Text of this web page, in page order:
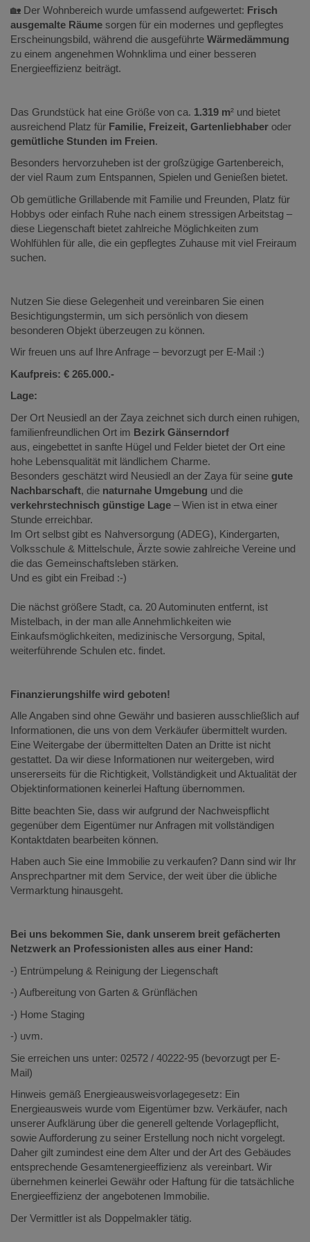
🏡 Der Wohnbereich wurde umfassend aufgewertet: Frisch
ausgemalte Räume sorgen für ein modernes und gepflegtes
Erscheinungsbild, während die ausgeführte Wärmedämmung
zu einem angenehmen Wohnklima und einer besseren
Energieeffizienz beiträgt.
Das Grundstück hat eine Größe von ca. 1.319 m² und bietet
ausreichend Platz für Familie, Freizeit, Gartenliebhaber oder
gemütliche Stunden im Freien.
Besonders hervorzuheben ist der großzügige Gartenbereich,
der viel Raum zum Entspannen, Spielen und Genießen bietet.
Ob gemütliche Grillabende mit Familie und Freunden, Platz für
Hobbys oder einfach Ruhe nach einem stressigen Arbeitstag –
diese Liegenschaft bietet zahlreiche Möglichkeiten zum
Wohlfühlen für alle, die ein gepflegtes Zuhause mit viel Freiraum
suchen.
Nutzen Sie diese Gelegenheit und vereinbaren Sie einen
Besichtigungstermin, um sich persönlich von diesem
besonderen Objekt überzeugen zu können.
Wir freuen uns auf Ihre Anfrage – bevorzugt per E-Mail :)
Kaufpreis: € 265.000.-
Lage:
Der Ort Neusiedl an der Zaya zeichnet sich durch einen ruhigen,
familienfreundlichen Ort im Bezirk Gänserndorf
aus, eingebettet in sanfte Hügel und Felder bietet der Ort eine
hohe Lebensqualität mit ländlichem Charme.
Besonders geschätzt wird Neusiedl an der Zaya für seine gute
Nachbarschaft, die naturnahe Umgebung und die
verkehrstechnisch günstige Lage – Wien ist in etwa einer
Stunde erreichbar.
Im Ort selbst gibt es Nahversorgung (ADEG), Kindergarten,
Volksschule & Mittelschule, Ärzte sowie zahlreiche Vereine und
die das Gemeinschaftsleben stärken.
Und es gibt ein Freibad :-)
Die nächst größere Stadt, ca. 20 Autominuten entfernt, ist
Mistelbach, in der man alle Annehmlichkeiten wie
Einkaufsmöglichkeiten, medizinische Versorgung, Spital,
weiterführende Schulen etc. findet.
Finanzierungshilfe wird geboten!
Alle Angaben sind ohne Gewähr und basieren ausschließlich auf
Informationen, die uns von dem Verkäufer übermittelt wurden.
Eine Weitergabe der übermittelten Daten an Dritte ist nicht
gestattet. Da wir diese Informationen nur weitergeben, wird
unsererseits für die Richtigkeit, Vollständigkeit und Aktualität der
Objektinformationen keinerlei Haftung übernommen.
Bitte beachten Sie, dass wir aufgrund der Nachweispflicht
gegenüber dem Eigentümer nur Anfragen mit vollständigen
Kontaktdaten bearbeiten können.
Haben auch Sie eine Immobilie zu verkaufen? Dann sind wir Ihr
Ansprechpartner mit dem Service, der weit über die übliche
Vermarktung hinausgeht.
Bei uns bekommen Sie, dank unserem breit gefächerten
Netzwerk an Professionisten alles aus einer Hand:
-) Entrümpelung & Reinigung der Liegenschaft
-) Aufbereitung von Garten & Grünflächen
-) Home Staging
-) uvm.
Sie erreichen uns unter: 02572 / 40222-95 (bevorzugt per E-
Mail)
Hinweis gemäß Energieausweisvorlagegesetz: Ein
Energieausweis wurde vom Eigentümer bzw. Verkäufer, nach
unserer Aufklärung über die generell geltende Vorlagepflicht,
sowie Aufforderung zu seiner Erstellung noch nicht vorgelegt.
Daher gilt zumindest eine dem Alter und der Art des Gebäudes
entsprechende Gesamtenergieeffizienz als vereinbart. Wir
übernehmen keinerlei Gewähr oder Haftung für die tatsächliche
Energieeffizienz der angebotenen Immobilie.
Der Vermittler ist als Doppelmakler tätig.